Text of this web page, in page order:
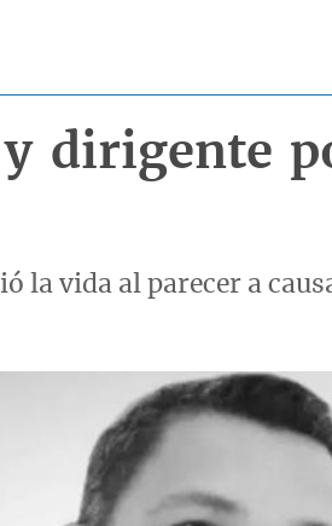
dirigente
la vida al parecer a